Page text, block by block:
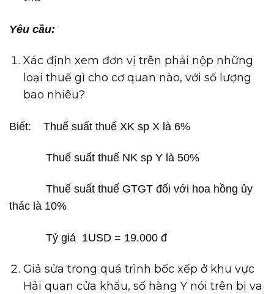
Yêu cầu:
Xác định xem đơn vị trên phải nộp những
loại thuế gì cho cơ quan nào, với số lượng
bao nhiêu?
Biết: Thuế suất thuế XK sp X là 6%
Thuế suất thuế NK sp Y là 50%
Thuế suất thuế GTGT đối với hoa hồng ủy
thác là 10%
Tỷ giá 1USD = 19.000 đ
Giả sửa trong quá trình bốc xếp ở khu vực
Hải quan cửa khẩu, số hàng Y nói trên bị va